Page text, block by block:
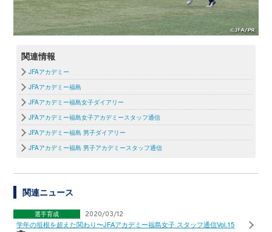
関連情報
JFAアカデミー
JFAアカデミー福島
JFAアカデミー福島女子ダイアリー
JFAアカデミー福島女子アカデミースタッフ通信
JFAアカデミー福島 男子ダイアリー
JFAアカデミー福島 男子アカデミースタッフ通信
関連ニュース
選手育成 2020/03/12
学年の垣根を超えた関わり〜JFAアカデミー福島女子 スタッフ通信Vol.15